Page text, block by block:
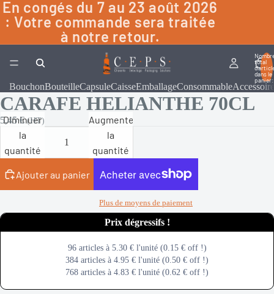
En congés du 7 au 23 août 2026
: Votre commande sera traitée
à notre retour.
total
dans le
BouchonBouteilleCapsuleCaisseEmballageConsommableAccessoire
CARAFE HELIANTHE 70CL
5,45 €(HT)
Diminuer
la
quantité
Augmenter
la
quantité
Ajouter au panier
Plus de moyens de paiement
PRIX DEGRESSIFS !
96 articles à 5.30 € l'unité (0.15 € off !)
384 articles à 4.95 € l'unité (0.50 € off !)
768 articles à 4.83 € l'unité (0.62 € off !)